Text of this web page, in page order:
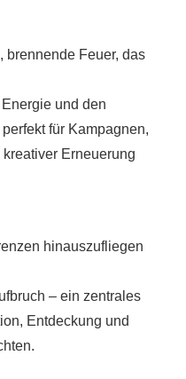
brennende Feuer, das
und den
für Kampagnen,
Erneuerung
hinauszufliegen
– ein zentrales
Entdeckung und